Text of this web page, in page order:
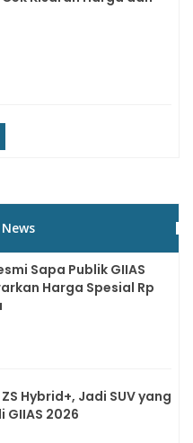
Sapa Publik GIIAS
Harga Spesial Rp
Hybrid+, Jadi SUV yang
GIIAS 2026